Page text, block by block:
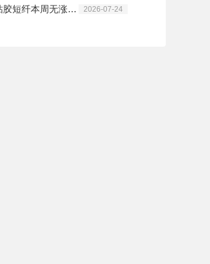
生意社：粘胶短纤本周无涨跌变动 呈维稳格局 2026-07-24